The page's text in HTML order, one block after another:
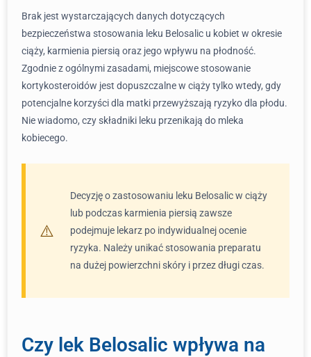
Brak jest wystarczających danych dotyczących
bezpieczeństwa stosowania leku Belosalic u kobiet w okresie
ciąży, karmienia piersią oraz jego wpływu na płodność.
Zgodnie z ogólnymi zasadami, miejscowe stosowanie
kortykosteroidów jest dopuszczalne w ciąży tylko wtedy, gdy
potencjalne korzyści dla matki przewyższają ryzyko dla płodu.
Nie wiadomo, czy składniki leku przenikają do mleka
kobiecego.
Decyzję o zastosowaniu leku Belosalic w ciąży
lub podczas karmienia piersią zawsze
podejmuje lekarz po indywidualnej ocenie
ryzyka. Należy unikać stosowania preparatu
na dużej powierzchni skóry i przez długi czas.
Czy lek Belosalic wpływa na